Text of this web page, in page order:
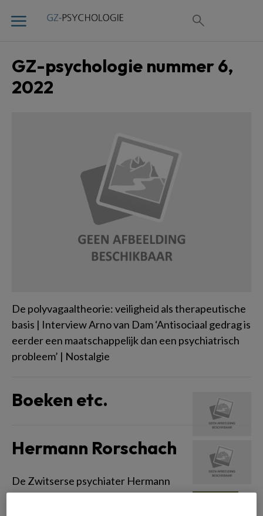
GZ-psychologie nummer 6,
2022
De polyvagaaltheorie: veiligheid als therapeutische
basis | Interview Arno van Dam ‘Antisociaal gedrag is
eerder een maatschappelijk dan een psychiatrisch
probleem’ | Nostalgie
Boeken etc.
Hermann Rorschach
De Zwitserse psychiater Hermann
Rorschach (1884-1922) was uitvinder van de